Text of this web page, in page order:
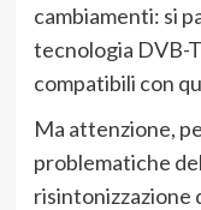
cambiamenti: si
tecnologia DVB-
compatibili con
Ma attenzione,
problematiche
risintonizzazione